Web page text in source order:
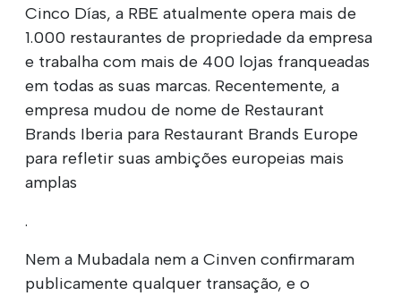
Cinco Días, a RBE atualmente opera mais de
1.000 restaurantes de propriedade da empresa
e trabalha com mais de 400 lojas franqueadas
em todas as suas marcas. Recentemente, a
empresa mudou de nome de Restaurant
Brands Iberia para Restaurant Brands Europe
para refletir suas ambições europeias mais
amplas
.
Nem a Mubadala nem a Cinven confirmaram
publicamente qualquer transação, e o